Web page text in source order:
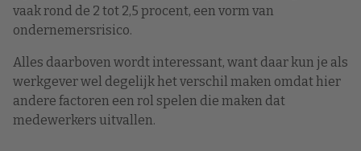
vaak rond de 2 tot 2,5 procent, een vorm van
ondernemersrisico.
Alles daarboven wordt interessant, want daar kun je als
werkgever wel degelijk het verschil maken omdat hier
andere factoren een rol spelen die maken dat
medewerkers uitvallen.